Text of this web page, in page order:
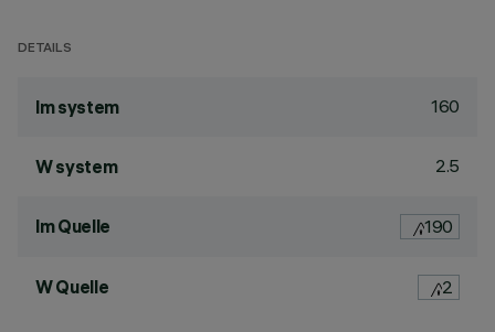
DETAILS
lm system 160
W system 2.5
lm Quelle 190
W Quelle 2